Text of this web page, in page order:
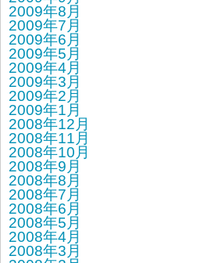
2009年8月
2009年7月
2009年6月
2009年5月
2009年4月
2009年3月
2009年2月
2009年1月
2008年12月
2008年11月
2008年10月
2008年9月
2008年8月
2008年7月
2008年6月
2008年5月
2008年4月
2008年3月